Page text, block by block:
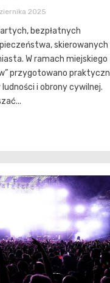
2025
bezpłatnych
skierowanych
W ramach miejskiego
przygotowano
i obrony cywilnej.